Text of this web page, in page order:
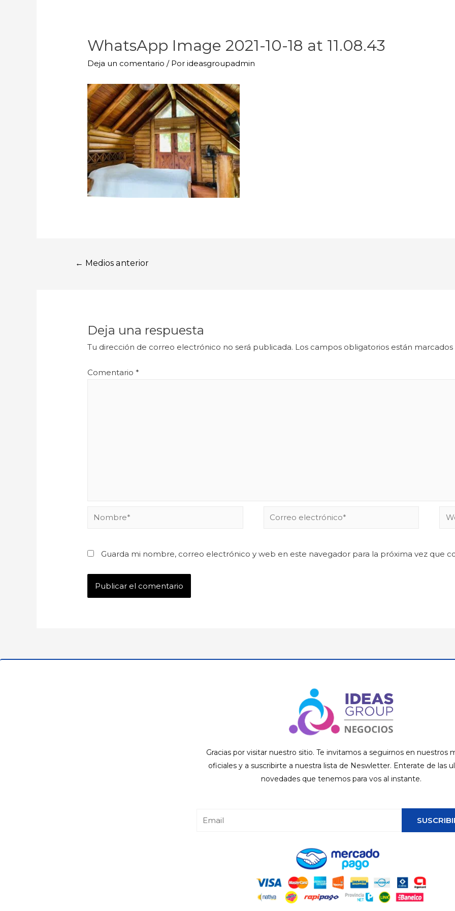
WhatsApp Image 2021-10-18 at 11.08.43
Deja un comentario / Porideasgroupadmin
← Medios anterior
Deja una respuesta
Tu dirección de correo electrónico no será publicada. Los campos obligatorios están
Comentario*
Guarda mi nombre, correo electrónico y web en este navegador para la próxima vez que
Gracias por visitar nuestro sitio. Te invitamos a seguirnos en nuestros
oficiales y a suscribirte a nuestra lista de Neswletter. Enterate de las
novedades que tenemos para vos al instante.